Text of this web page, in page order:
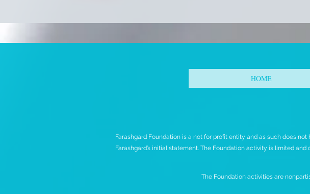
HOME
Farashgard Foundation is a not for profit entity and as such does
Farashgard’s initial statement. The Foundation activity is limited
The Foundation activities are